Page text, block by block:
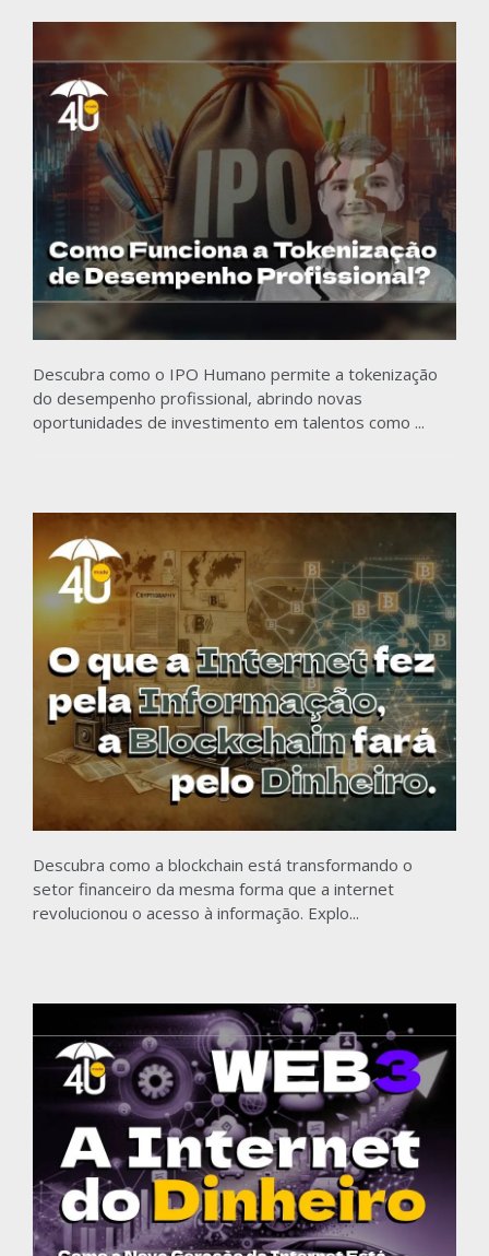
Descubra como o IPO Humano permite a tokenização
do desempenho profissional, abrindo novas
oportunidades de investimento em talentos como ...
Descubra como a blockchain está transformando o
setor financeiro da mesma forma que a internet
revolucionou o acesso à informação. Explo...